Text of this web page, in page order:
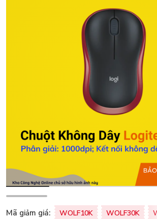
Mã giảm giá: WOLF10K WOLF30K